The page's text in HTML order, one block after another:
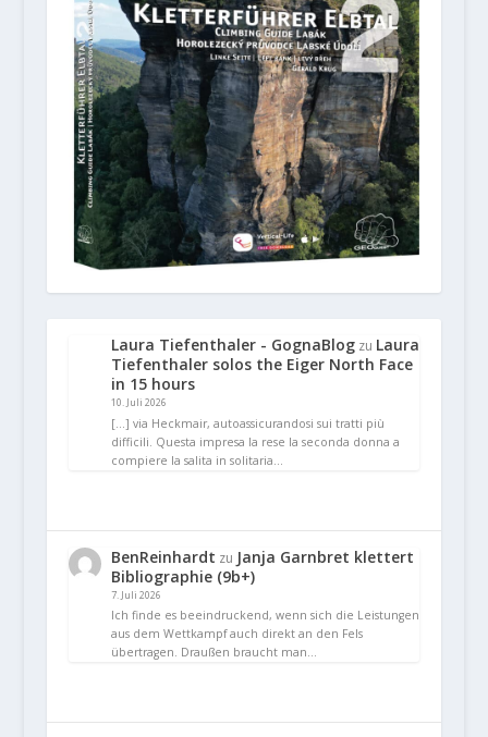
Laura Tiefenthaler - GognaBlogzu Laura
Tiefenthaler solos the Eiger North Face
in 15 hours
10. Juli 2026
[…] via Heckmair, autoassicurandosi sui tratti più
difficili. Questa impresa la rese la seconda donna a
compiere la salita in solitaria…
BenReinhardt zu Janja Garnbret klettert
Bibliographie (9b+)
7. Juli 2026
Ich finde es beeindruckend, wenn sich die Leistungen
aus dem Wettkampf auch direkt an den Fels
übertragen. Draußen braucht man…